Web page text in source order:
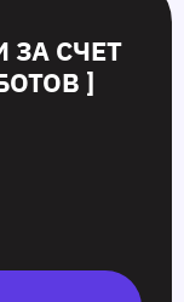
СЧЕТ
]